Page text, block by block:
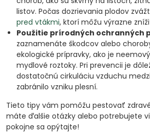
listov. Počas dozrievania plodov
pred vtákmi, ktorí môžu výrazne
Použitie prírodných ochranných
zaznamenáte škodcov alebo
ekologické prípravky, ako je
mydlové roztoky. Pri prevencii je
dostatočnú cirkuláciu vzduchu
zabránilo vzniku plesní.
Tieto tipy vám pomôžu pestovať
máte ďalšie otázky alebo potrebujete
pokojne sa opýtajte!